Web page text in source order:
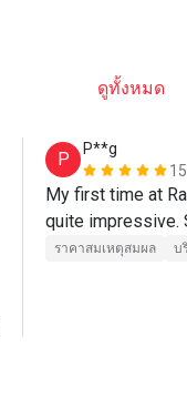
ดูทั้งหมด
P
P**g
My first time at
quite impressive.
were not so
ราคาสมเหตุสมผล บ